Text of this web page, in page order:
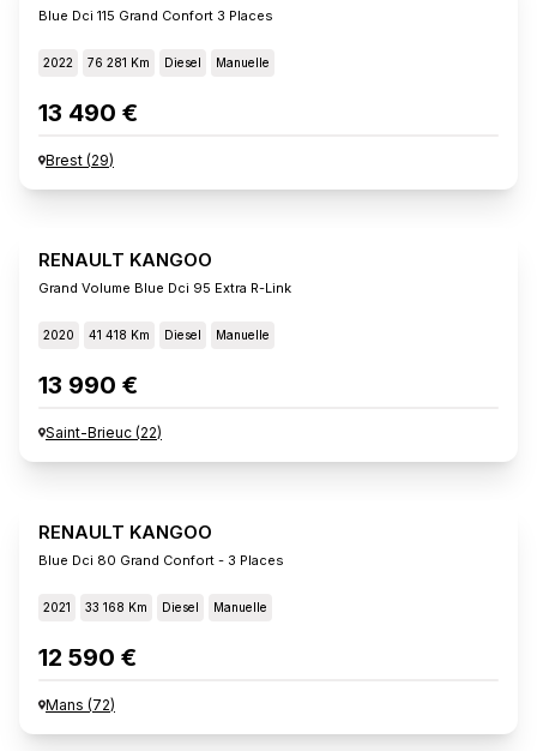
Blue Dci 115 Grand Confort 3 Places
2022 76 281 Km Diesel Manuelle
13 490 €
Brest (29)
RENAULT KANGOO
Grand Volume Blue Dci 95 Extra R-Link
2020 41 418 Km Diesel Manuelle
13 990 €
Saint-Brieuc (22)
RENAULT KANGOO
Blue Dci 80 Grand Confort - 3 Places
2021 33 168 Km Diesel Manuelle
12 590 €
Mans (72)